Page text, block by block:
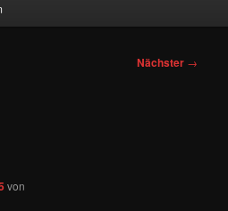
Nächster →
von